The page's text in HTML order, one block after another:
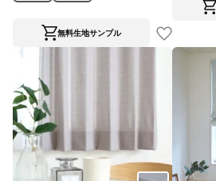
無料生地サンプル